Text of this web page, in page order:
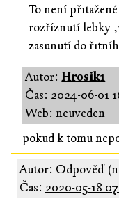
To není
rozříznutí lebky
zasunutí do
Autor:Hrosik1
Čas: 2024-06-01
Web: neuveden
pokud k tomu
Autor: Odpověď
Čas: 2020-05-18